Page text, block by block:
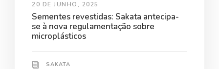
20 DE JUNHO, 2025
Sementes revestidas: Sakata antecipa-
se à nova regulamentação sobre
microplásticos
SAKATA